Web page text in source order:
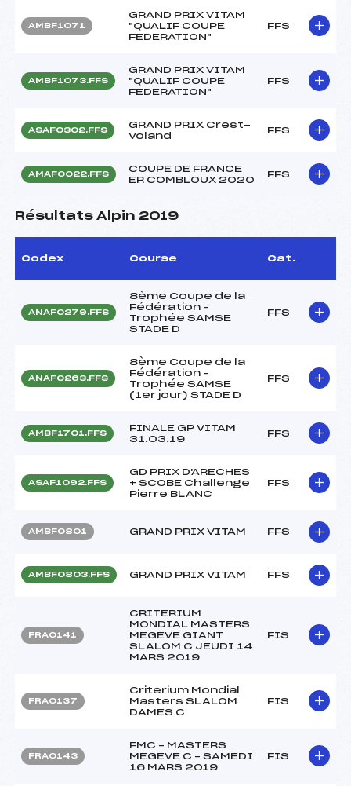
AMBF1071
GRAND PRIX VITAM
"QUALIF COUPE
FEDERATION"
FFS
AMBF1073.FFS
GRAND PRIX VITAM
"QUALIF COUPE
FEDERATION"
FFS
ASAF0302.FFS
GRAND PRIX Crest-
Voland
FFS
AMAF0022.FFS
COUPE DE FRANCE
ER COMBLOUX 2020
FFS
Résultats Alpin 2019
Codex Course Cat.
ANAF0279.FFS
8ème Coupe de la
Fédération –
Trophée SAMSE
STADE D
FFS
ANAF0263.FFS
8ème Coupe de la
Fédération –
Trophée SAMSE
(1er jour) STADE D
FFS
AMBF1701.FFS
FINALE GP VITAM
31.03.19
FFS
ASAF1092.FFS
GD PRIX D'ARECHES
+ SCOBE Challenge
Pierre BLANC
FFS
AMBF0801 GRAND PRIX VITAM FFS
AMBF0803.FFS GRAND PRIX VITAM FFS
FRA0141
CRITERIUM
MONDIAL MASTERS
MEGEVE GIANT
SLALOM C JEUDI 14
MARS 2019
FIS
FRA0137
Criterium Mondial
Masters SLALOM
DAMES C
FIS
FRA0143
FMC – MASTERS
MEGEVE C – SAMEDI
16 MARS 2019
FIS